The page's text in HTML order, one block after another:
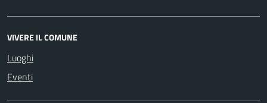
VIVERE IL COMUNE
Luoghi
Eventi